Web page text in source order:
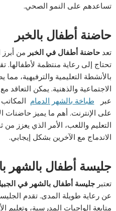
تساعدهم على النمو الصحي.
حاضنة أطفال بالخبر
تعدحاضنة أطفال في الخبر من أبرز
تحتاج إلى رعاية منتظمة لأطفالها.
بالأنشطة التعليمية والترفيهية،
الاجتماعية والذهنية. يمكن التعاقد
عبر طباخة بالشهر الدمام
على الإنترنت. أهم ما يميز حاضنات
التعليم واللعب، الأمر الذي يعزز
الاندماج مع الآخرين بشكل إيجابي.
جليسة أطفال بالشهر
تعتبرجليسة أطفال بالشهر في
عن رعاية طويلة المدى. تقدم
متابعة الواجبات المدرسية، وتعليم